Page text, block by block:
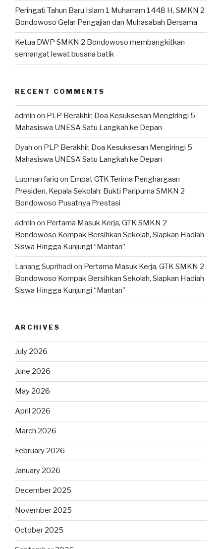
Peringati Tahun Baru Islam 1 Muharram 1448 H, SMKN 2
Bondowoso Gelar Pengajian dan Muhasabah Bersama
Ketua DWP SMKN 2 Bondowoso membangkitkan
semangat lewat busana batik
RECENT COMMENTS
admin on PLP Berakhir, Doa Kesuksesan Mengiringi 5
Mahasiswa UNESA Satu Langkah ke Depan
Dyah on PLP Berakhir, Doa Kesuksesan Mengiringi 5
Mahasiswa UNESA Satu Langkah ke Depan
Luqman fariq on Empat GTK Terima Penghargaan
Presiden, Kepala Sekolah: Bukti Paripurna SMKN 2
Bondowoso Pusatnya Prestasi
admin on Pertama Masuk Kerja, GTK SMKN 2
Bondowoso Kompak Bersihkan Sekolah, Siapkan Hadiah
Siswa Hingga Kunjungi “Mantan”
Lanang Suprihadi on Pertama Masuk Kerja, GTK SMKN 2
Bondowoso Kompak Bersihkan Sekolah, Siapkan Hadiah
Siswa Hingga Kunjungi “Mantan”
ARCHIVES
July 2026
June 2026
May 2026
April 2026
March 2026
February 2026
January 2026
December 2025
November 2025
October 2025